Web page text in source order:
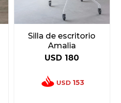
Silla de escritorio
Amalia
USD 180
USD 153